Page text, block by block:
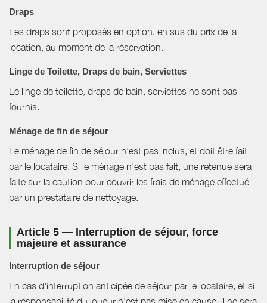
Draps
Les draps sont proposés en option, en sus du prix de la
location, au moment de la réservation.
Linge de Toilette, Draps de bain, Serviettes
Le linge de toilette, draps de bain, serviettes ne sont pas
fournis.
Ménage de fin de séjour
Le ménage de fin de séjour n'est pas inclus, et doit être fait
par le locataire. Si le ménage n'est pas fait, une retenue sera
faite sur la caution pour couvrir les frais de ménage effectué
par un prestataire de nettoyage.
Article 5 — Interruption de séjour, force
majeure et assurance
Interruption de séjour
En cas d'interruption anticipée de séjour par le locataire, et si